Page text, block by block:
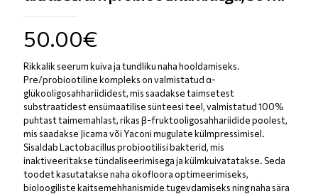
50.00€
Rikkalik seerum kuiva ja tundliku naha hooldamiseks.
Pre/probiootiline kompleks on valmistatud α-
glükooligosahhariididest, mis saadakse taimsetest
substraatidest ensümaatilise sünteesi teel, valmistatud 100%
puhtast taimemahlast, rikas β-fruktooligosahhariidide poolest,
mis saadakse Jicama või Yaconi mugulate külmpressimisel.
Sisaldab Lactobacillus probiootilisi bakterid, mis
inaktiveeritakse tündaliseerimisega ja külmkuivatatakse. Seda
toodet kasutatakse naha ökofloora optimeerimiseks,
bioloogiliste kaitsemehhanismide tugevdamiseks ning naha sära